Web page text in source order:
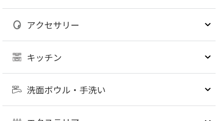
アクセサリー
キッチン
洗面ボウル・手洗い